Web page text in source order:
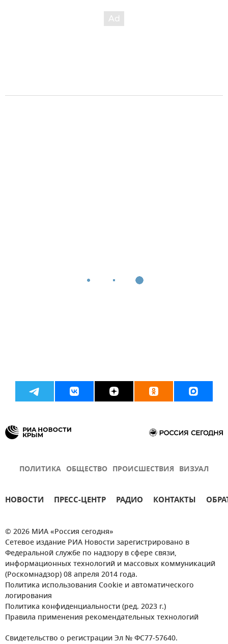
ПОЛИТИКА ОБЩЕСТВО ПРОИСШЕСТВИЯ ВИЗУАЛ
НОВОСТИ ПРЕСС-ЦЕНТР РАДИО КОНТАКТЫ
© 2026 МИА «Россия сегодня»
Сетевое издание РИА Новости зарегистрировано в
Федеральной службе по надзору в сфере связи,
информационных технологий и массовых коммуникаций
(Роскомнадзор) 08 апреля 2014 года.
Политика использования Cookie и автоматического
логирования
Политика конфиденциальности (ред. 2023 г.)
Правила применения рекомендательных технологий
Свидетельство о регистрации Эл № ФС77-57640.